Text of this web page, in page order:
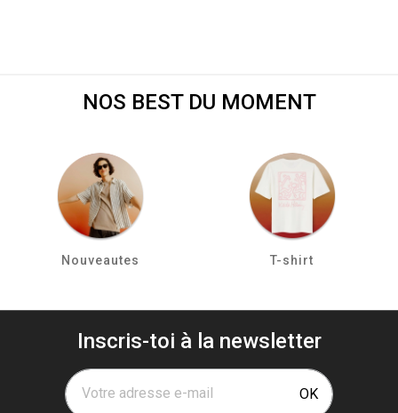
NOS BEST DU MOMENT
Nouveautes T-shirt
Inscris-toi à la newsletter
Votre adresse e-mail OK